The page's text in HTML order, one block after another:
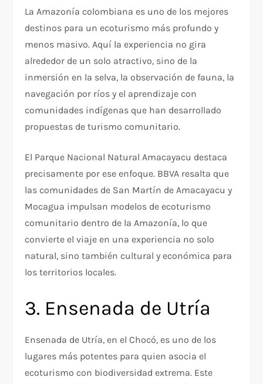
La Amazonía colombiana es uno de los mejores
destinos para un ecoturismo más profundo y
menos masivo. Aquí la experiencia no gira
alrededor de un solo atractivo, sino de la
inmersión en la selva, la observación de fauna, la
navegación por ríos y el aprendizaje con
comunidades indígenas que han desarrollado
propuestas de turismo comunitario.
El Parque Nacional Natural Amacayacu destaca
precisamente por ese enfoque. BBVA resalta que
las comunidades de San Martín de Amacayacu y
Mocagua impulsan modelos de ecoturismo
comunitario dentro de la Amazonía, lo que
convierte el viaje en una experiencia no solo
natural, sino también cultural y económica para
los territorios locales.​
3. Ensenada de Utría
Ensenada de Utría, en el Chocó, es uno de los
lugares más potentes para quien asocia el
ecoturismo con biodiversidad extrema. Este